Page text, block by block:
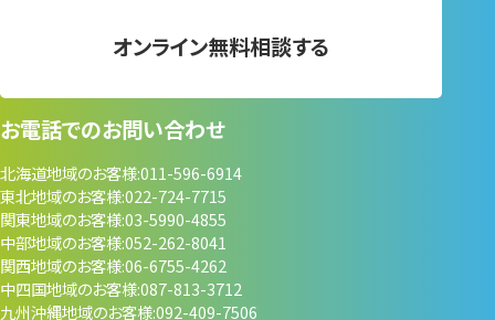
オンライン無料相談する
お電話でのお問い合わせ
北海道地域のお客様011-596-6914
東北地域のお客様022-724-7715
関東地域のお客様03-5990-4855
中部地域のお客様052-262-8041
関西地域のお客様06-6755-4262
中四国地域のお客様087-813-3712
九州沖縄地域のお客様092-409-7506